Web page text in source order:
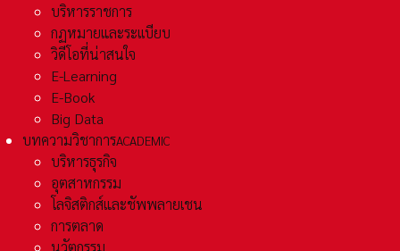
บริหารราชการ
กฏหมายและระเเบียบ
วิดีโอที่น่าสนใจ
E-Learning
E-Book
Big Data
บทความวิชาการACADEMIC
บริหารธุรกิจ
อุตสาหกรรม
โลจิสติกส์และชัพพลายเชน
การตลาด
นวัตกรรม